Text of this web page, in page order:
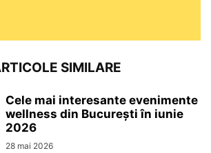
SIMILARE
Cele mai interesante evenimente
wellness din București în iunie
2026
28 mai 2026